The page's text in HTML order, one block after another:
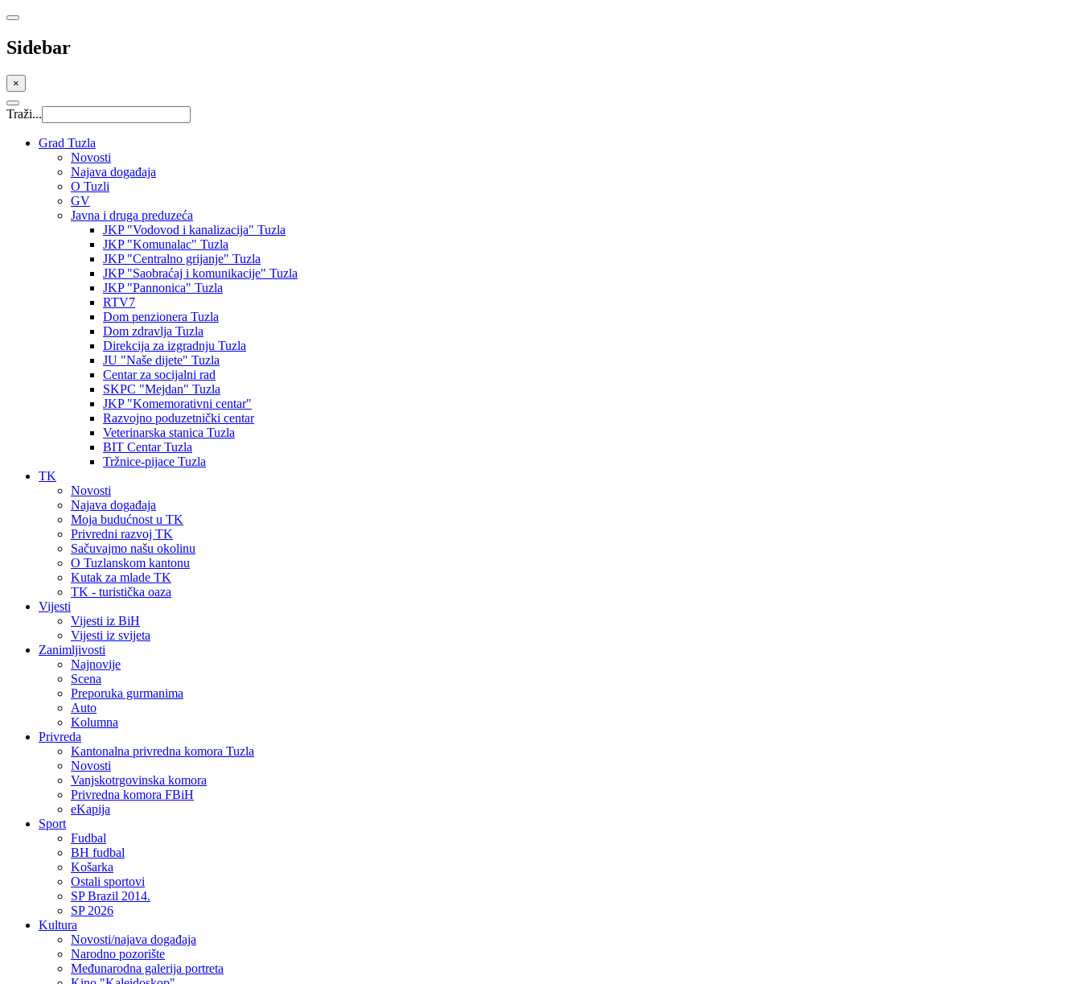
Sidebar
×
Traži...
Grad Tuzla
Novosti
Najava događaja
O Tuzli
GV
Javna i druga preduzeća
JKP "Vodovod i kanalizacija" Tuzla
JKP "Komunalac" Tuzla
JKP "Centralno grijanje" Tuzla
JKP "Saobraćaj i komunikacije" Tuzla
JKP "Pannonica" Tuzla
RTV7
Dom penzionera Tuzla
Dom zdravlja Tuzla
Direkcija za izgradnju Tuzla
JU "Naše dijete" Tuzla
Centar za socijalni rad
SKPC "Mejdan" Tuzla
JKP "Komemorativni centar"
Razvojno poduzetnički centar
Veterinarska stanica Tuzla
BIT Centar Tuzla
Tržnice-pijace Tuzla
TK
Novosti
Najava događaja
Moja budućnost u TK
Privredni razvoj TK
Sačuvajmo našu okolinu
O Tuzlanskom kantonu
Kutak za mlade TK
TK - turistička oaza
Vijesti
Vijesti iz BiH
Vijesti iz svijeta
Zanimljivosti
Najnovije
Scena
Preporuka gurmanima
Auto
Kolumna
Privreda
Kantonalna privredna komora Tuzla
Novosti
Vanjskotrgovinska komora
Privredna komora FBiH
eKapija
Sport
Fudbal
BH fudbal
Košarka
Ostali sportovi
SP Brazil 2014.
SP 2026
Kultura
Novosti/najava događaja
Narodno pozorište
Međunarodna galerija portreta